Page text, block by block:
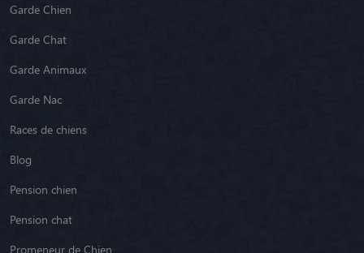
Garde Chien
Garde Chat
Garde Animaux
Garde Nac
Races de chiens
Blog
Pension chien
Pension chat
Promeneur de Chien